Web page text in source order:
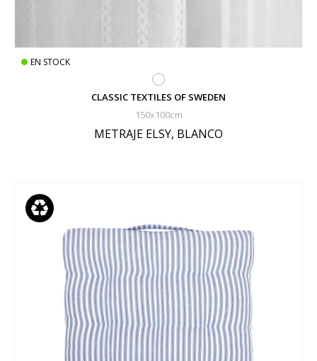
EN STOCK
CLASSIC TEXTILES OF SWEDEN
150x100cm
METRAJE ELSY, BLANCO